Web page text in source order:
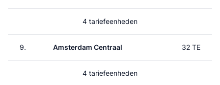
4 tariefeenheden
9. Amsterdam Centraal 32 TE
4 tariefeenheden